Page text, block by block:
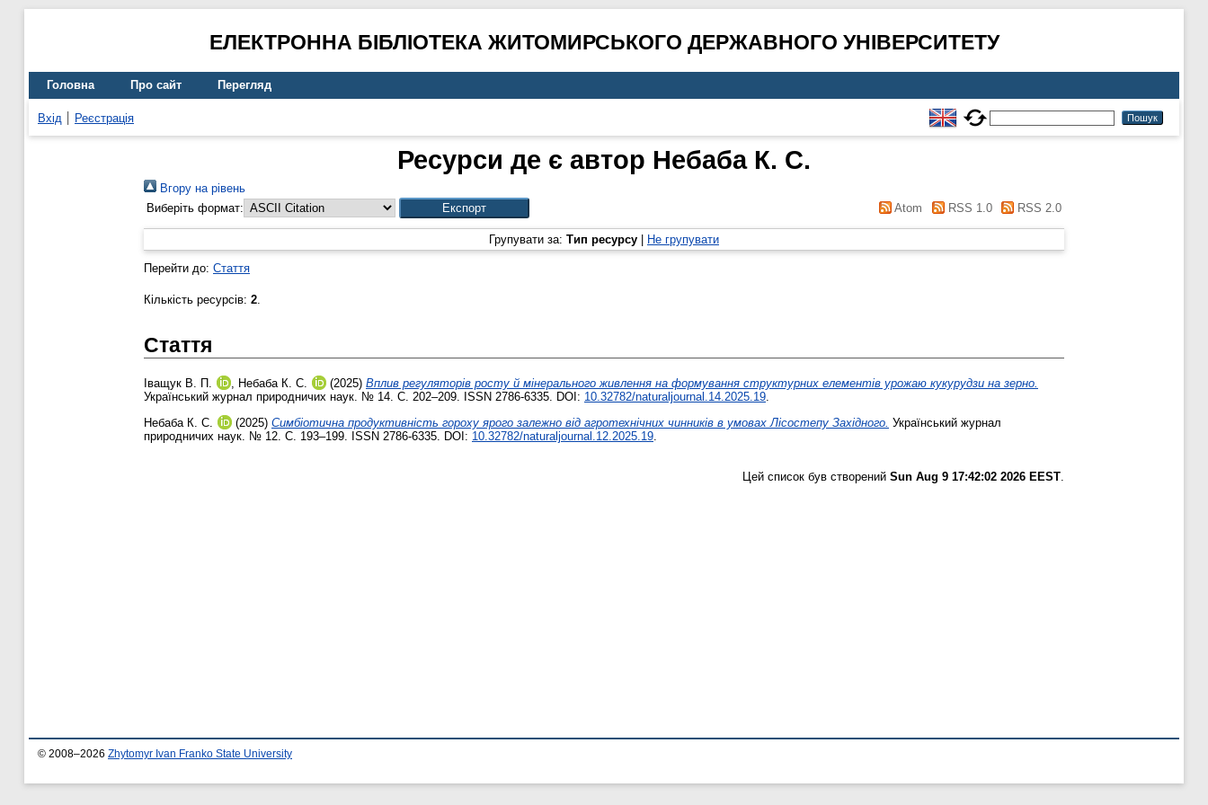
ЕЛЕКТРОННА БІБЛІОТЕКА ЖИТОМИРСЬКОГО ДЕРЖАВНОГО УНІВЕРСИТЕТУ
Головна Про сайт Перегляд
Вхід Реєстрація
Ресурси де є автор Небаба К. С.
Вгору на рівень
Виберіть формат:
Atom RSS 1.0 RSS 2.0
Групувати за: Тип ресурсу Не групувати
Перейти до: Стаття
Кількість ресурсів: 2.
Стаття
Іващук В. П. , Небаба К. С. (2025) Вплив регуляторів росту й мінерального живлення на формування структурних елементів урожаю кукурудзи на зерно.
Український журнал природничих наук. № 14. С. 202–209. ISSN 2786-6335. DOI: 10.32782/naturaljournal.14.2025.19.
Небаба К. С.
(2025) Симбіотична продуктивність гороху ярого залежно від агротехнічних чинників в умовах Лісостепу Західного. Український журнал
природничих наук. № 12. С. 193–199. ISSN 2786-6335. DOI: 10.32782/naturaljournal.12.2025.19.
Цей список був створений Sun Aug 9 17:42:02 2026 EEST.
© 2008–2026 Zhytomyr Ivan Franko State University